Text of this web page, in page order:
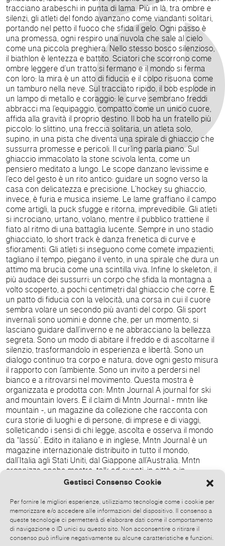
Gestisci Consenso Cookie
Per fornire le migliori esperienze, utilizziamo tecnologie come i cookie per
memorizzare e/o accedere alle informazioni del dispositivo. Il consenso a
queste tecnologie ci permetterà di elaborare dati come il comportamento
di navigazione o ID unici su questo sito. Non acconsentire o ritirare il
consenso può influire negativamente su alcune caratteristiche e funzioni.
tracciano arabeschi in punta di lama. Più in là, tra ombre e
silenzi, gli atleti del fondo avanzano come viandanti solitari,
portando nel petto il fuoco che sfida il gelo. Ogni passo è
una promessa, ogni respiro una nuvola che sale al cielo
come una piccola preghiera. Nello stesso bosco silenzioso,
il biathlon è lentezza e battito. Sciatori che scorrono come
ombre leggere d’un tratto si fermano e il mondo si ferma
con loro: la mira è un atto di fiducia e il colpo risuona come
un tamburo nella neve. Sul tracciato ripido, il bob esplode in
un lampo di metallo e coraggio: le curve sembrano freddi
abbracci ma l’equipaggio, compatto come un unico cuore,
affida alla gravità il proprio destino. Il bob ha un fratello più
piccolo: lo slittino, una freccia solitaria, un atleta solo,
supino, in una pista che diventa una spirale di ghiaccio che
sussurra promesse e pericoli. Il curling parla piano. Sul
ghiaccio immacolato la stone scivola lenta, come un
pensiero meditato a lungo. Le scope danzano levissime e
l’eco del gesto è un rito antico: guidare un sogno verso la
casa con delicatezza e precisione. L’hockey su ghiaccio,
invece, è furia e musica insieme. Le lame graffiano il campo
come artigli, la puck sfugge e ritorna, imprevedibile. Gli atleti
si incrociano, urtano, volano, mentre il pubblico trattiene il
fiato al ritmo di una battaglia lucente. Sempre in uno stadio
ghiacciato, lo short track è danza frenetica di curve e
sfioramenti. Gli atleti si inseguono come comete impazienti,
tagliano il tempo, piegano il vento, in una spirale che dura un
attimo ma brucia come una scintilla viva. Infine lo skeleton, il
più audace dei sussurri: un corpo che sfida la montagna a
volto scoperto, a pochi centimetri dal ghiaccio che corre. È
un patto di fiducia con la velocità, una corsa in cui il cuore
sembra volare un secondo più avanti del corpo. Gli sport
invernali sono uomini e donne che, per un momento, si
lasciano guidare dall’inverno e ne abbracciano la bellezza
segreta. Sono un modo di abitare il freddo e di ascoltarne il
silenzio, trasformandolo in esperienza e libertà. Sono un
dialogo continuo tra corpo e natura, dove ogni gesto misura
il rapporto con l’ambiente. Sono un invito a perdersi nel
bianco e a ritrovarsi nel movimento. Questa mostra è
organizzata e prodotta con: Mntn Journal A journal for ski
and mountain lovers. È il claim di Mntn Journal - mntn like
mountain -, un magazine da collezione che racconta con
cura storie di luoghi e di persone, di imprese e di viaggi,
solleticando i sensi di chi legge, ascolta e osserva il mondo
da “lassù”. Edito in italiano e in inglese, Mntn Journal è un
magazine internazionale distribuito in tutto il mondo,
dall’Italia agli Stati Uniti, dal Giappone all’Australia. Mntn
organizza anche mostre, talk ed eventi, in città e in
montagna, in tutte le stagioni. In collaborazione con:
eventi. Il suo team di creativi e producer è specializzato
nell'ideazione e nella realizzazione di nuovi concept e
design innovativi per la moda e per l’alta gioielleria. Dal
2002, attraverso un approccio personalizzato, crea
esperienze complete, modellando gli eventi sulla base della